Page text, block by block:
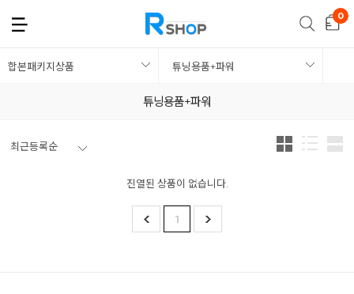
합본패키지상품 튜닝용품+파워
튜닝용품+파워
최근등록순
진열된 상품이 없습니다.
1